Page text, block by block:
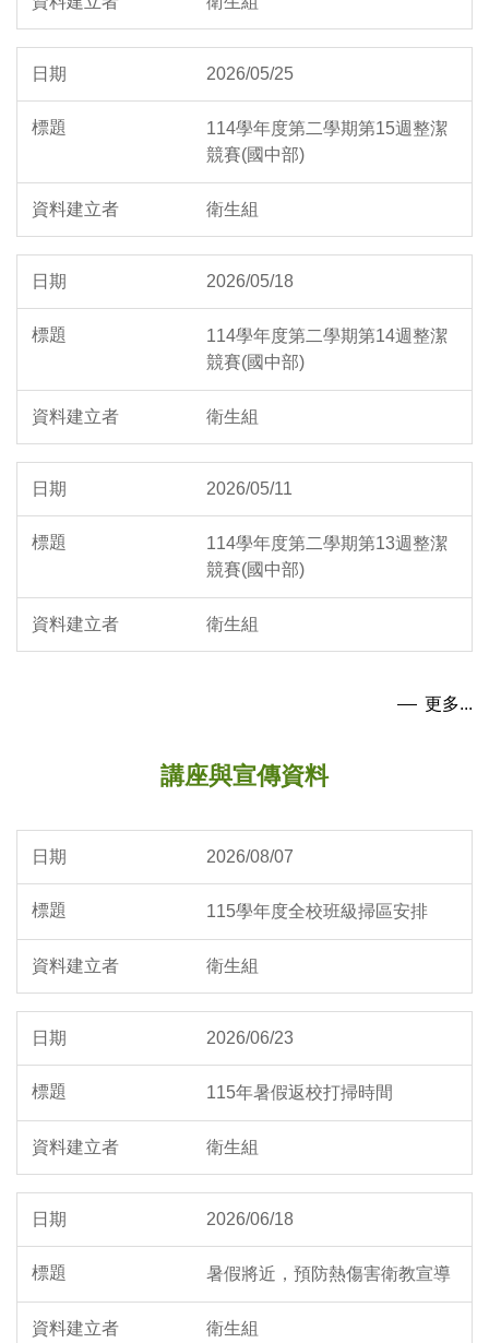
2026/05/25
114學年度第二學期第15週整潔
競賽(國中部)
衛生組
2026/05/18
114學年度第二學期第14週整潔
競賽(國中部)
衛生組
2026/05/11
114學年度第二學期第13週整潔
競賽(國中部)
衛生組
更多...
講座與宣傳資料
2026/08/07
115學年度全校班級掃區安排
衛生組
2026/06/23
115年暑假返校打掃時間
衛生組
2026/06/18
暑假將近，預防熱傷害衛教宣導
衛生組